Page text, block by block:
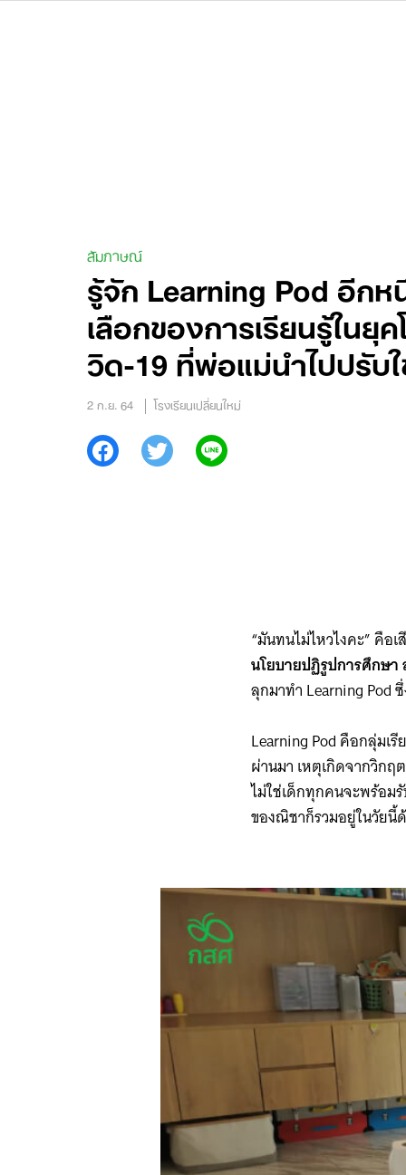
สัมภาษณ์
รู้จัก Learning Pod อีก
เลือกของการเรียนรู้ในยุค
วิด-19 ที่พ่อแม่นำไปปรับ
2 ก.ย. 64 โรงเรียนเปลี่ยนใหม่
“มันทนไม่ไหวไงคะ” คือ
นโยบายปฏิรูปการศึกษา
ลุกมาทำ Learning Pod
Learning Pod คือกลุ่ม
ผ่านมา เหตุเกิดจากวิกฤ
ไม่ใช่เด็กทุกคนจะพร้อม
ของณิชาก็รวมอยู่ในวัยนี้